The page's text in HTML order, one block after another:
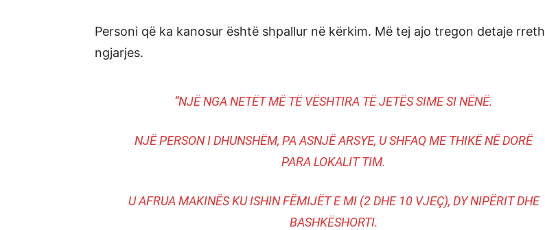
Personi që ka kanosur është shpallur në kërkim. Më tej ajo tregon detaje rreth
ngjarjes.
“NJË NGA NETËT MË TË VËSHTIRA TË JETËS SIME SI NËNË.
NJË PERSON I DHUNSHËM, PA ASNJË ARSYE, U SHFAQ ME THIKË NË DORË
PARA LOKALIT TIM.
U AFRUA MAKINËS KU ISHIN FËMIJËT E MI (2 DHE 10 VJEÇ), DY NIPËRIT DHE
BASHKËSHORTI.